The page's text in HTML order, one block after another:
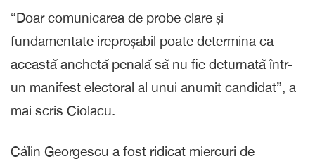
“Doar comunicarea de probe clare și
fundamentate ireproșabil poate determina ca
această anchetă penală să nu fie deturnată într-
un manifest electoral al unui anumit candidat”, a
mai scris Ciolacu.
Călin Georgescu a fost ridicat miercuri de